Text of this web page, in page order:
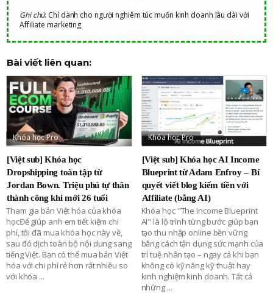
Ghi chú: Chỉ dành cho người nghiêm túc muốn kinh doanh lâu dài với
Affiliate marketing
Bài viết liên quan:
Khóa học Pro
[Việt sub] Khóa học
Dropshipping toàn tập từ
Jordan Bown. Triệu phú tự thân
thành công khi mới 26 tuổi
Tham gia bản Việt hóa của khóa
họcĐể giúp anh em tiết kiệm chi
phí, tôi đã mua khóa học này về,
sau đó dịch toàn bộ nội dung sang
tiếng Việt. Bạn có thể mua bản Việt
hóa với chi phí rẻ hơn rất nhiều so
với khóa ...
Khóa học Pro
[Việt sub] Khóa học AI Income
Blueprint từ Adam Enfroy – Bí
quyết viết blog kiếm tiền với
Affiliate (bằng AI)
Khóa học "The Income Blueprint
AI" là lộ trình từng bước giúp bạn
tạo thu nhập online bền vững
bằng cách tận dụng sức mạnh của
trí tuệ nhân tạo – ngay cả khi bạn
không có kỹ năng kỹ thuật hay
kinh nghiệm kinh doanh. Tất cả
những ...